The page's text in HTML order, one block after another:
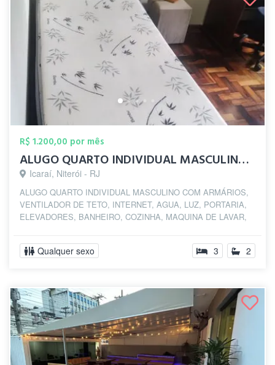
R$ 1.200,00 por mês
ALUGO QUARTO INDIVIDUAL MASCULINO SOMENT...
Icaraí, Niterói - RJ
ALUGO QUARTO INDIVIDUAL MASCULINO COM ARMÁRIOS,
VENTILADOR DE TETO, INTERNET, AGUA, LUZ, PORTARIA,
ELEVADORES, BANHEIRO, COZINHA, MAQUINA DE LAVAR,
Qualquer sexo 3 2